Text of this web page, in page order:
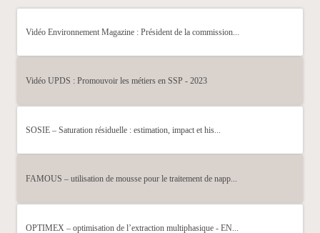
Vidéo Environnement Magazine : Président de la commission...
Vidéo UPDS : Promouvoir les métiers en SSP - 2023
SOSIE – Saturation résiduelle : estimation, impact et his...
FAMOUS – utilisation de mousse pour le traitement de napp...
OPTIMEX – optimisation de l’extraction multiphasique - EN...